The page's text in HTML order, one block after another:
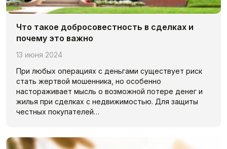
Что такое добросовестность в сделках и
почему это важно
13 июня 2024
При любых операциях с деньгами существует риск
стать жертвой мошенника, но особенно
настораживает мысль о возможной потере денег и
жилья при сделках с недвижимостью. Для защиты
честных покупателей…